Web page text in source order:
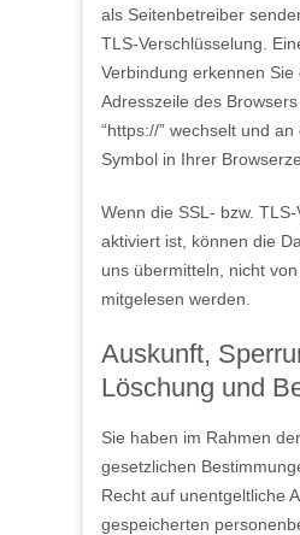
als Seitenbetreiber
TLS-Verschlüsselung.
Verbindung erkennen Sie
Adresszeile des
“https://” wechselt und
Symbol in Ihrer
Wenn die SSL- bzw.
aktiviert ist, können die
uns übermitteln, nicht
mitgelesen werden.
Auskunft,
Löschung und
Sie haben im Rahmen
gesetzlichen
Recht auf unentgeltliche
gespeicherten